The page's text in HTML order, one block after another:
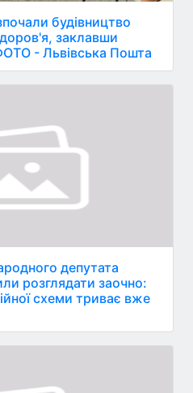
будівництво
заклавши
- Львівська Пошта
депутата
розглядати заочно:
схеми триває вже